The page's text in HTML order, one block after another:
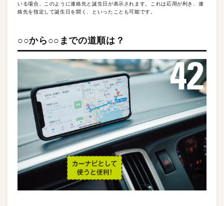
いる場合、このように連絡先と誕生日が表示されます。これは応用が利き、連
絡先を指定して誕生日を聞く、といったことも可能です。
○○から○○までの道順は？